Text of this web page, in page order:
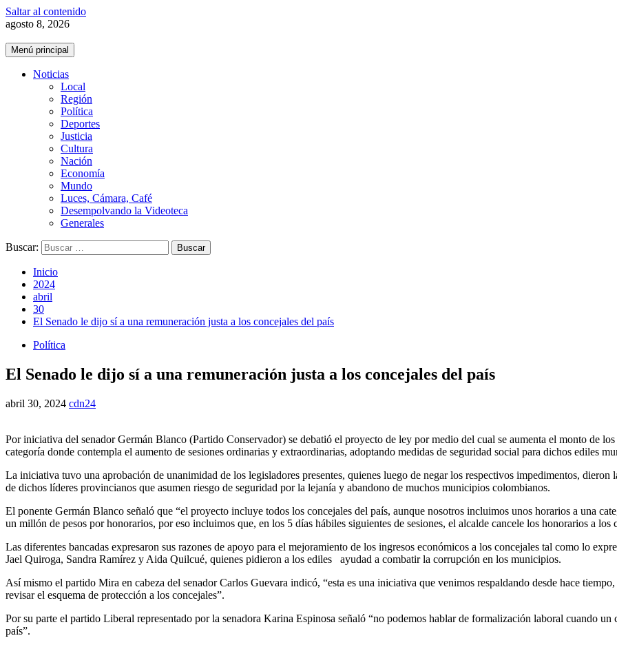
Saltar al contenido
agosto 8, 2026
Menú principal
Noticias
Local
Región
Política
Deportes
Justicia
Cultura
Nación
Economía
Mundo
Luces, Cámara, Café
Desempolvando la Videoteca
Generales
Buscar:
Inicio
2024
abril
30
El Senado le dijo sí a una remuneración justa a los concejales del país
Política
El Senado le dijo sí a una remuneración justa a los concejales del país
abril 30, 2024 cdn24
Por iniciativa del senador Germán Blanco (Partido Conservador) se debatió el proyecto de ley por medio del cual se aumenta el monto de
categoría donde contempla el aumento de sesiones ordinarias y extraordinarias, adoptando medidas de seguridad social para dichos ediles
La iniciativa tuvo una aprobación de unanimidad de los legisladores presentes, quienes luego de negar los respectivos impedimentos,
de dichos líderes provincianos que asumen riesgo de seguridad por la lejanía y abandono de muchos municipios colombianos.
El ponente Germán Blanco señaló que “el proyecto incluye todos los concejales del país, aunque nosotros incluimos unos horarios a una
un millón de pesos por honorarios, por eso incluimos que, en los 5 días hábiles siguientes de sesiones, el alcalde cancele los honorarios a los
Las diferentes bancadas expresaron sus razones de apoyo para el mejoramiento de los ingresos económicos a los concejales tal como lo
Jael Quiroga, Sandra Ramírez y Aida Quilcué, quienes pidieron a los ediles ayudad a combatir la corrupción en los municipios.
Así mismo el partido Mira en cabeza del senador Carlos Guevara indicó, “esta es una iniciativa que venimos respaldando desde hace
revisar el esquema de protección a los concejales”.
Por su parte el partido Liberal representado por la senadora Karina Espinosa señaló “no podemos hablar de formalización laboral cuando
país”.